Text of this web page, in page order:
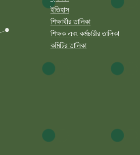
ইতিহাস
শিক্ষার্থীর তালিকা
শিক্ষক এবং কর্মচারীর তালিকা
কমিটির তালিকা